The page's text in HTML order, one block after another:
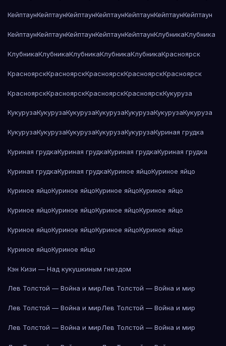
КейптаунКейптаунКейптаунКейптаунКейптаунКейптаунКейптаун
КейптаунКейптаунКейптаунКейптаунКейптаунКлубникаКлубника
КлубникаКлубникаКлубникаКлубникаКлубникаКрасноярск
КрасноярскКрасноярскКрасноярскКрасноярскКрасноярск
КрасноярскКрасноярскКрасноярскКрасноярскКукуруза
КукурузаКукурузаКукурузаКукурузаКукурузаКукурузаКукуруза
КукурузаКукурузаКукурузаКукурузаКукурузаКуриная грудка
Куриная грудкаКуриная грудкаКуриная грудкаКуриная грудка
Куриная грудкаКуриная грудкаКуриное яйцоКуриное яйцо
Куриное яйцоКуриное яйцоКуриное яйцоКуриное яйцо
Куриное яйцоКуриное яйцоКуриное яйцоКуриное яйцо
Куриное яйцоКуриное яйцоКуриное яйцоКуриное яйцо
Куриное яйцоКуриное яйцо
Кэн Кизи — Над кукушкиным гнездом
Лев Толстой — Война и мирЛев Толстой — Война и мир
Лев Толстой — Война и мирЛев Толстой — Война и мир
Лев Толстой — Война и мирЛев Толстой — Война и мир